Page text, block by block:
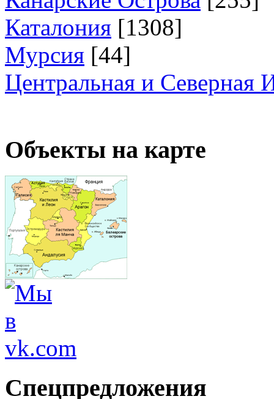
Каталония [1308]
Мурсия [44]
Центральная и Северная
Объекты на карте
Спецпредложения